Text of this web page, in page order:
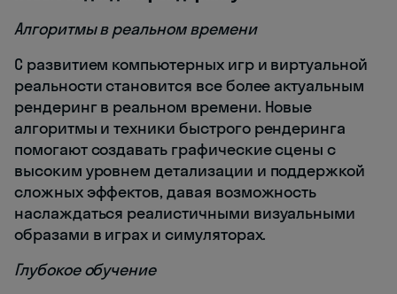
Алгоритмы в реальном времени
С развитием компьютерных игр и виртуальной
реальности становится все более актуальным
рендеринг в реальном времени. Новые
алгоритмы и техники быстрого рендеринга
помогают создавать графические сцены с
высоким уровнем детализации и поддержкой
сложных эффектов, давая возможность
наслаждаться реалистичными визуальными
образами в играх и симуляторах.
Глубокое обучение